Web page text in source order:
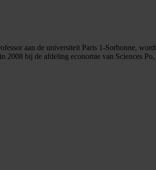
aan de universiteit Paris 1-Sorbonne,
2008 bij de afdeling economie van Sciences